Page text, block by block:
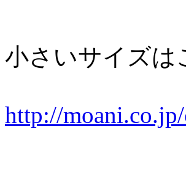
小さいサイズ
http://